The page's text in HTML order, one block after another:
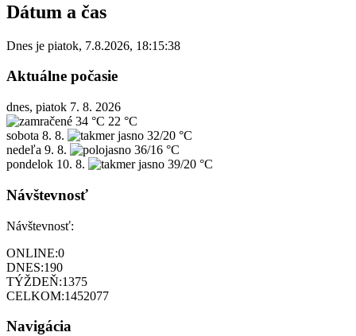
Dátum a čas
Dnes je piatok, 7.8.2026, 18:15:38
Aktuálne počasie
dnes, piatok 7. 8. 2026
34 °C 22 °C
sobota 8. 8.
32/20 °C
nedeľa 9. 8.
36/16 °C
pondelok 10. 8. 39/20 °C
Návštevnosť
Návštevnosť:
ONLINE:0
DNES:190
TÝŽDEŇ:1375
CELKOM:1452077
Navigácia